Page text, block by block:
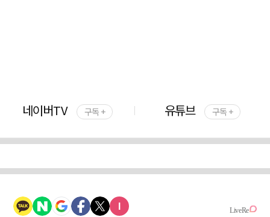
네이버TV 구독 + 유튜브 구독 +